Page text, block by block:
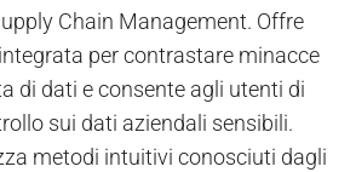
Chain Management. Offre
per contrastare minacce
di dati e consente agli utenti di
sui dati aziendali sensibili.
metodi intuitivi conosciuti dagli